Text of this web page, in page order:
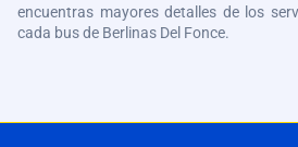
encuentras mayores detalles de los
cada bus de Berlinas Del Fonce.